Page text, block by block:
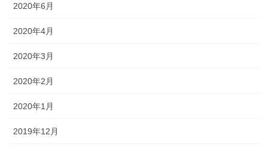
2020年6月
2020年4月
2020年3月
2020年2月
2020年1月
2019年12月